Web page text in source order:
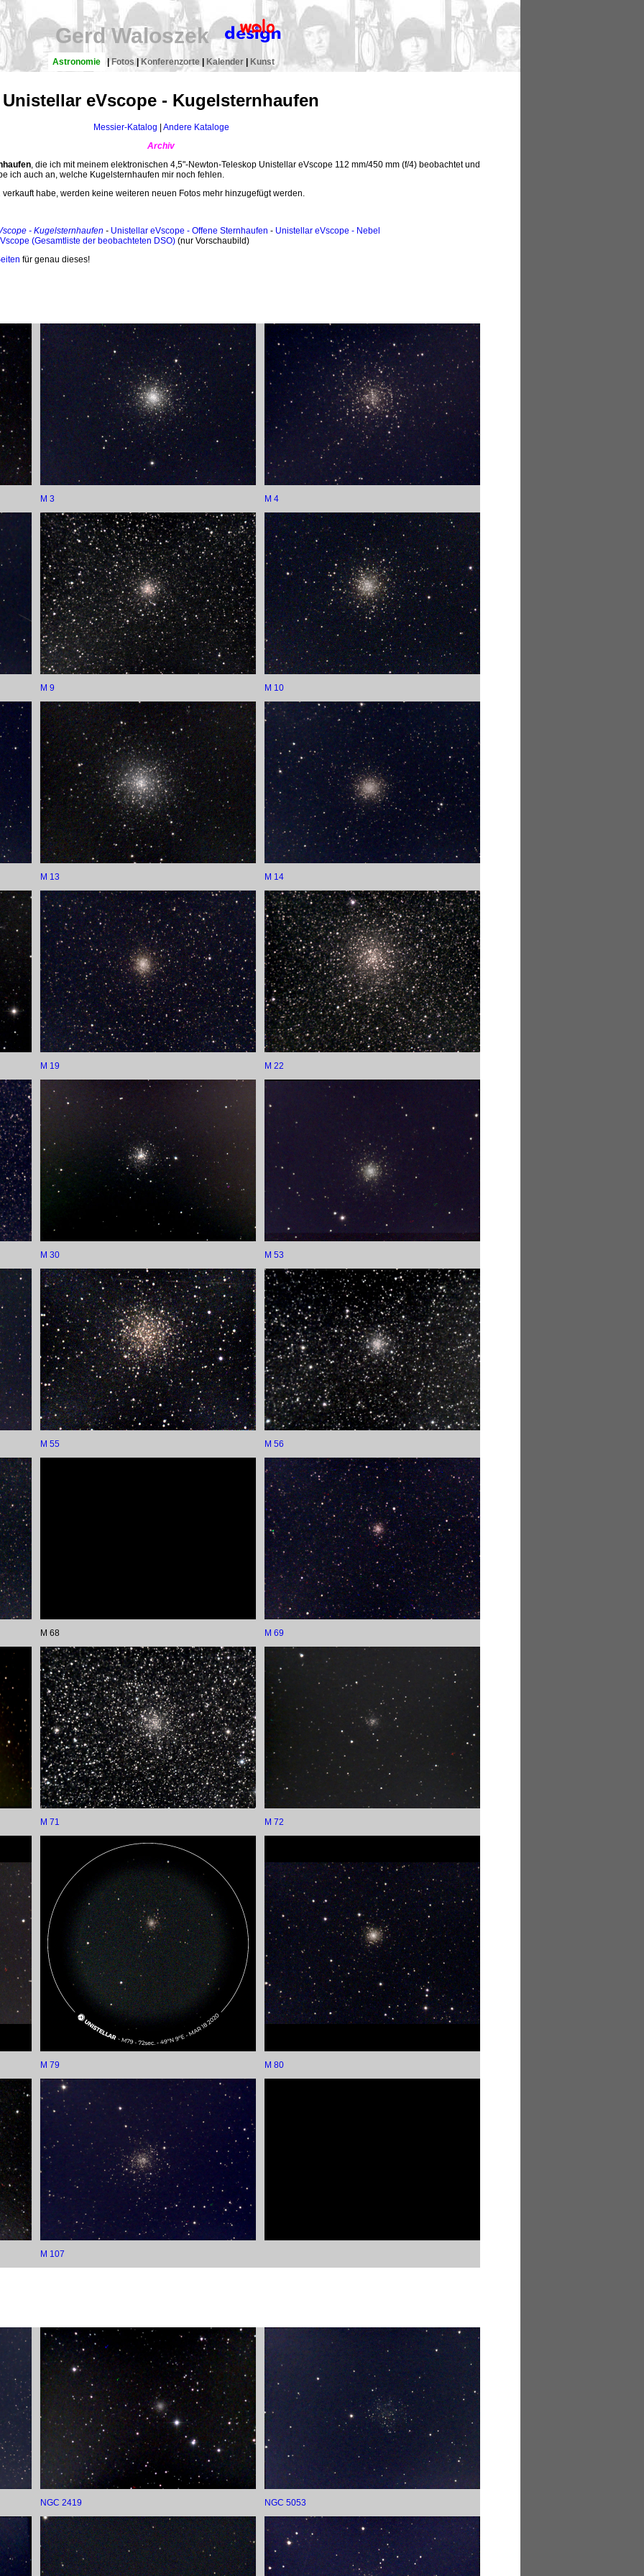
Gerd Waloszek
Astronomie |Fotos| Konferenzorte| Kalender| Kunst
Unistellar eVscope - Kugelsternhaufen
Messier-Katalog
Andere Kataloge
Archiv
, die ich mit meinem elektronischen 4,5"-Newton-Teleskop Unistellar eVscope 112 mm/450 mm (f/4) beobachtet und
ich auch an, welche Kugelsternhaufen mir noch fehlen.
habe, werden keine weiteren neuen Fotos mehr hinzugefügt werden.
- Kugelsternhaufen - Unistellar eVscope - Offene Sternhaufen - Unistellar eVscope - Nebel
(Gesamtliste der beobachteten DSO) (nur Vorschaubild)
für genau dieses!
M 3 M 4
M 9 M 10
M 13 M 14
M 19 M 22
M 30 M 53
M 55 M 56
M 68 M 69
M 71 M 72
M 79 M 80
M 107
NGC 2419 NGC 5053